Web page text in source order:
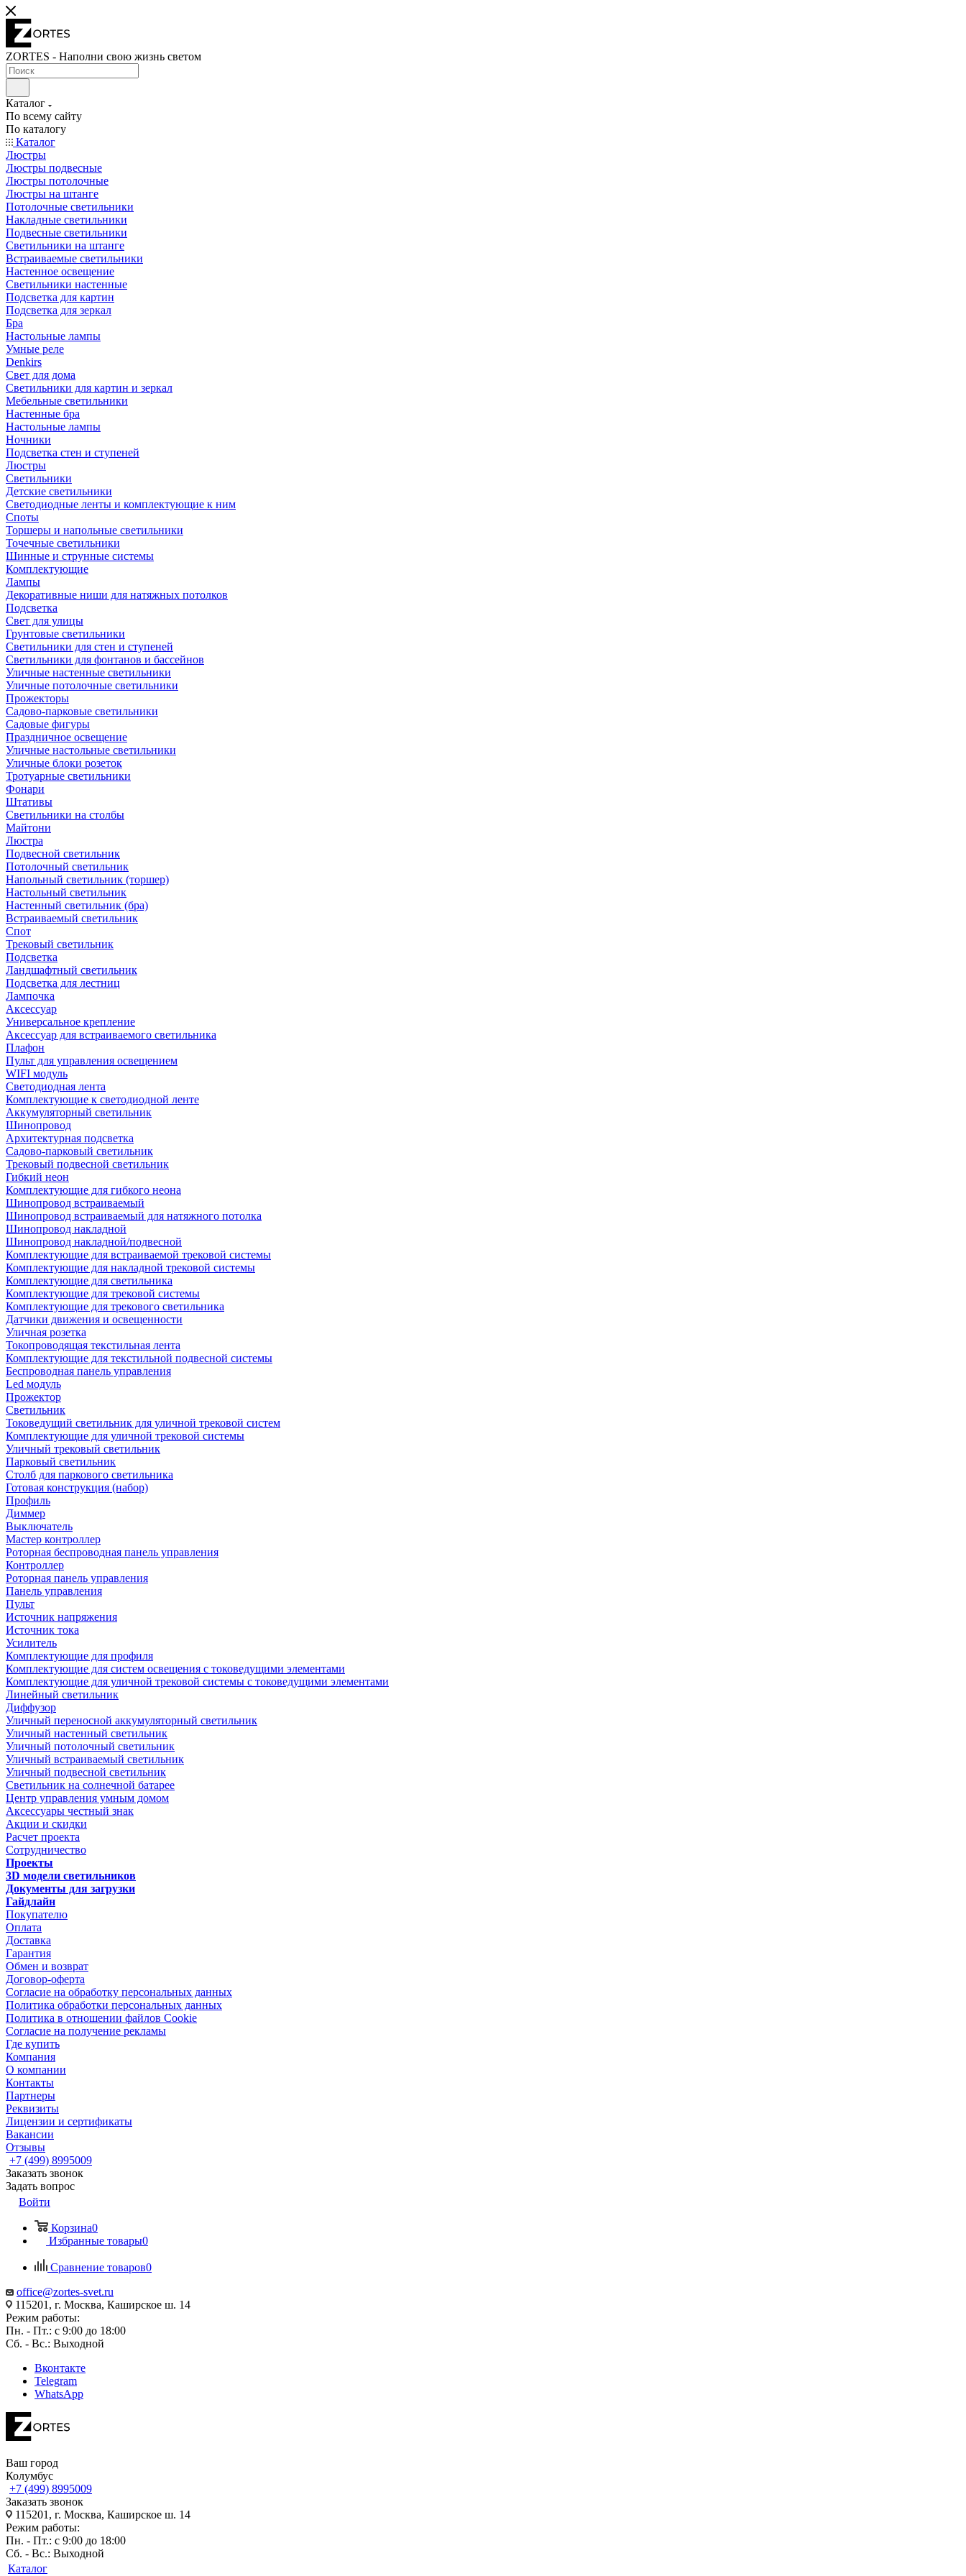
ZORTES - Наполни свою жизнь светом
Каталог
По всему сайту
По каталогу
Каталог
Люстры
Люстры подвесные
Люстры потолочные
Люстры на штанге
Потолочные светильники
Накладные светильники
Подвесные светильники
Светильники на штанге
Встраиваемые светильники
Настенное освещение
Светильники настенные
Подсветка для картин
Подсветка для зеркал
Бра
Настольные лампы
Умные реле
Denkirs
Свет для дома
Светильники для картин и зеркал
Мебельные светильники
Настенные бра
Настольные лампы
Ночники
Подсветка стен и ступеней
Люстры
Светильники
Детские светильники
Светодиодные ленты и комплектующие к ним
Споты
Торшеры и напольные светильники
Точечные светильники
Шинные и струнные системы
Комплектующие
Лампы
Декоративные ниши для натяжных потолков
Подсветка
Свет для улицы
Грунтовые светильники
Светильники для стен и ступеней
Светильники для фонтанов и бассейнов
Уличные настенные светильники
Уличные потолочные светильники
Прожекторы
Садово-парковые светильники
Садовые фигуры
Праздничное освещение
Уличные настольные светильники
Уличные блоки розеток
Тротуарные светильники
Фонари
Штативы
Светильники на столбы
Майтони
Люстра
Подвесной светильник
Потолочный светильник
Напольный светильник (торшер)
Настольный светильник
Настенный светильник (бра)
Встраиваемый светильник
Спот
Трековый светильник
Подсветка
Ландшафтный светильник
Подсветка для лестниц
Лампочка
Аксессуар
Универсальное крепление
Аксессуар для встраиваемого светильника
Плафон
Пульт для управления освещением
WIFI модуль
Светодиодная лента
Комплектующие к светодиодной ленте
Аккумуляторный светильник
Шинопровод
Архитектурная подсветка
Садово-парковый светильник
Трековый подвесной светильник
Гибкий неон
Комплектующие для гибкого неона
Шинопровод встраиваемый
Шинопровод встраиваемый для натяжного потолка
Шинопровод накладной
Шинопровод накладной/подвесной
Комплектующие для встраиваемой трековой системы
Комплектующие для накладной трековой системы
Комплектующие для светильника
Комплектующие для трековой системы
Комплектующие для трекового светильника
Датчики движения и освещенности
Уличная розетка
Токопроводящая текстильная лента
Комплектующие для текстильной подвесной системы
Беспроводная панель управления
Led модуль
Прожектор
Светильник
Токоведущий светильник для уличной трековой систем
Комплектующие для уличной трековой системы
Уличный трековый светильник
Парковый светильник
Столб для паркового светильника
Готовая конструкция (набор)
Профиль
Диммер
Выключатель
Мастер контроллер
Роторная беспроводная панель управления
Контроллер
Роторная панель управления
Панель управления
Пульт
Источник напряжения
Источник тока
Усилитель
Комплектующие для профиля
Комплектующие для систем освещения с токоведущими элементами
Комплектующие для уличной трековой системы с токоведущими элементами
Линейный светильник
Диффузор
Уличный переносной аккумуляторный светильник
Уличный настенный светильник
Уличный потолочный светильник
Уличный встраиваемый светильник
Уличный подвесной светильник
Светильник на солнечной батарее
Центр управления умным домом
Аксессуары честный знак
Акции и скидки
Расчет проекта
Сотрудничество
Проекты
3D модели светильников
Документы для загрузки
Гайдлайн
Покупателю
Оплата
Доставка
Гарантия
Обмен и возврат
Договор-оферта
Согласие на обработку персональных данных
Политика обработки персональных данных
Политика в отношении файлов Cookie
Согласие на получение рекламы
Где купить
Компания
О компании
Контакты
Партнеры
Реквизиты
Лицензии и сертификаты
Вакансии
Отзывы
+7 (499) 8995009
Заказать звонок
Задать вопрос
Войти
Корзина0
Избранные товары0
Сравнение товаров0
office@zortes-svet.ru
115201, г. Москва, Каширское ш. 14
Режим работы:
Пн. - Пт.: с 9:00 до 18:00
Сб. - Вс.: Выходной
Вконтакте
Telegram
WhatsApp
Ваш город
Колумбус
+7 (499) 8995009
Заказать звонок
115201, г. Москва, Каширское ш. 14
Режим работы:
Пн. - Пт.: с 9:00 до 18:00
Сб. - Вс.: Выходной
Каталог